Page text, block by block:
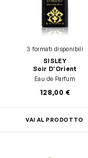
3 formati disponibili
SISLEY
Soir D'Orient
Eau de Parfum
128,00 €
VAI AL PRODOTTO